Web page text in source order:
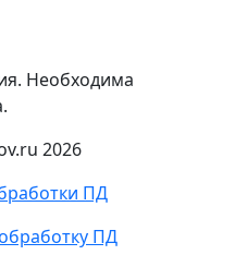
Необходима
2026
ПД
ПД